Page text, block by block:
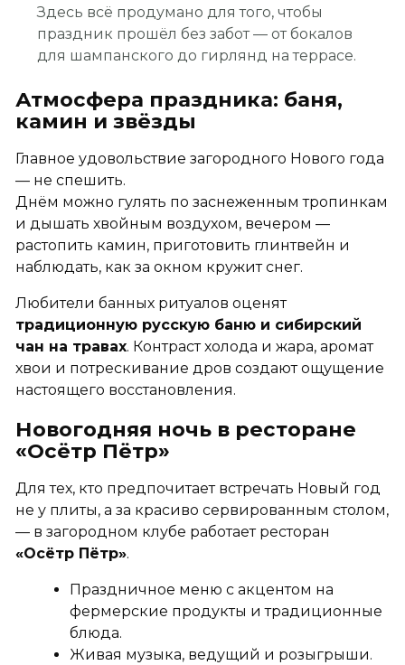
Здесь всё продумано для того, чтобы
праздник прошёл без забот — от бокалов
для шампанского до гирлянд на террасе.
Атмосфера праздника: баня,
камин и звёзды
Главное удовольствие загородного Нового года
— не спешить.
Днём можно гулять по заснеженным тропинкам
и дышать хвойным воздухом, вечером —
растопить камин, приготовить глинтвейн и
наблюдать, как за окном кружит снег.
Любители банных ритуалов оценят
традиционную русскую баню и сибирский
чан на травах. Контраст холода и жара, аромат
хвои и потрескивание дров создают ощущение
настоящего восстановления.
Новогодняя ночь в ресторане
«Осётр Пётр»
Для тех, кто предпочитает встречать Новый год
не у плиты, а за красиво сервированным столом,
— в загородном клубе работает ресторан
«Осётр Пётр».
Праздничное меню с акцентом на
фермерские продукты и традиционные
блюда.
Живая музыка, ведущий и розыгрыши.